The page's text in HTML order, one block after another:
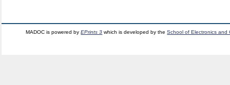
MADOC is powered byEPrints 3 which is developed by theSchool of Electronics and